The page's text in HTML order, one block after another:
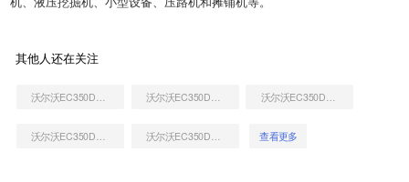
其他人还在关注
查看更多